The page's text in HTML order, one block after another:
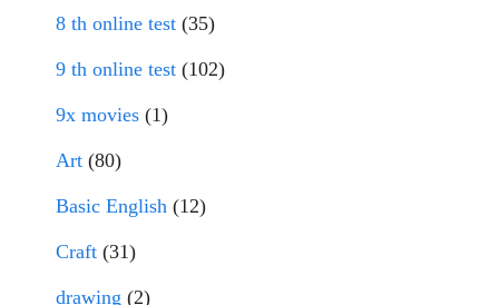
8 th online test (35)
9 th online test (102)
9x movies (1)
Art (80)
Basic English (12)
Craft (31)
drawing (2)